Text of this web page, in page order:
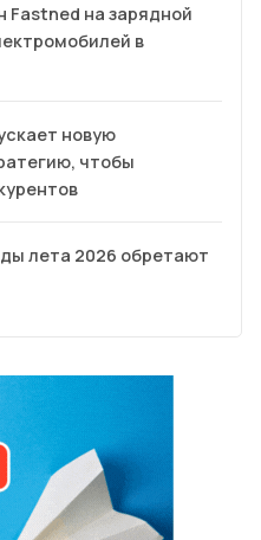
Fastned на зарядной
в
новую
чтобы
лета 2026 обретают